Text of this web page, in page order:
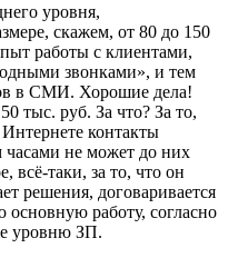
уровня,
скажем, от 80 до 150
работы с клиентами,
звонками», и тем
в СМИ. Хорошие дела!
тыс. руб. За что? За то,
контакты
часами не может до них
всё-таки, за то, что он
решения, договаривается
работу, согласно
уровню ЗП.